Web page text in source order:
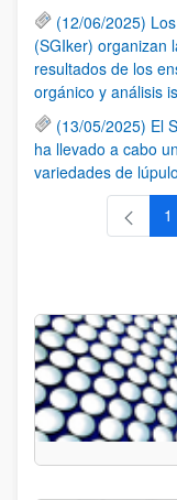
(12/06/2025)
(SGIker) organizan
resultados de los
orgánico y análisis
(13/05/2025) El
ha llevado a cabo
variedades de
1